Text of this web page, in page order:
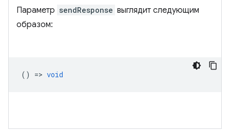
Параметр sendResponse выглядит следующим
образом:
() => void